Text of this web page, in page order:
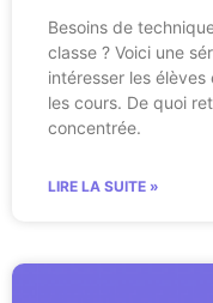
Besoins de
classe ? Voici une
intéresser les
les cours. De quoi
concentrée.
LIRE LA SUITE »